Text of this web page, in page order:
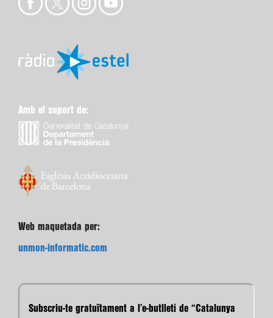
Amb el suport de:
Web maquetada per:
unmon-informatic.com
Subscriu-te gratuïtament a l’e-butlletí de “Catalunya